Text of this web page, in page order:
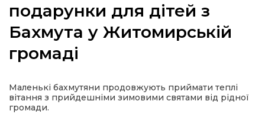
політика
подарунки для дітей з
Бахмута у Житомирській
громаді
Маленькі бахмутяни продовжують приймати теплі
вітання з прийдешніми зимовими святами від рідної
громади.